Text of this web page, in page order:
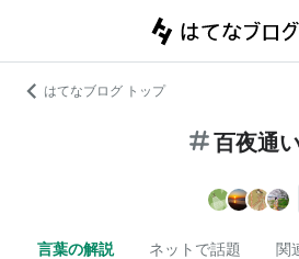
はてなブログ トップ
百夜通
言葉の解説 ネットで話題 関